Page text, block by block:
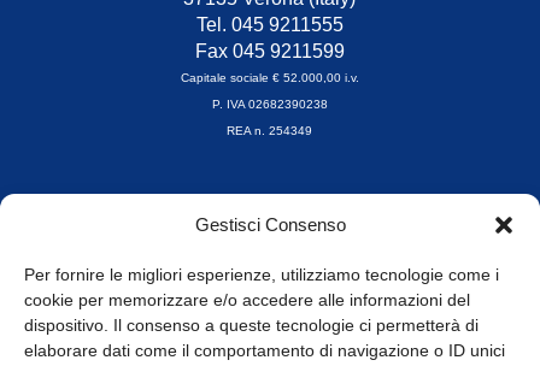
Gestisci Consenso
Per fornire le migliori esperienze, utilizziamo tecnologie come i
cookie per memorizzare e/o accedere alle informazioni del
dispositivo. Il consenso a queste tecnologie ci permetterà di
elaborare dati come il comportamento di navigazione o ID unici
Tel. 045 9211555
Fax 045 9211599
Capitale sociale € 52.000,00 i.v.
P. IVA 02682390238
REA n. 254349
Orari di apertura
8.30-13.00 / 14.00-17.30
Whistleblowing